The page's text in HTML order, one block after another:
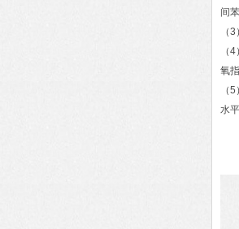
间
（
（
氧
（
水